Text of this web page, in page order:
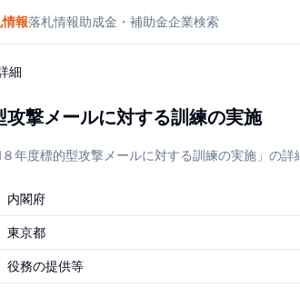
情報落札情報助成金・補助金企業検索
細
攻撃メールに対する訓練の実施
年度標的型攻撃メールに対する訓練の実施」の
内閣府
東京都
役務の提供等